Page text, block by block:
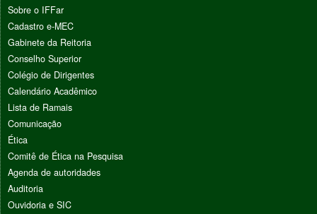
Sobre o IFFar
Cadastro e-MEC
Gabinete da Reitoria
Conselho Superior
Colégio de Dirigentes
Calendário Acadêmico
Lista de Ramais
Comunicação
Ética
Comitê de Ética na Pesquisa
Agenda de autoridades
Auditoria
Ouvidoria e SIC